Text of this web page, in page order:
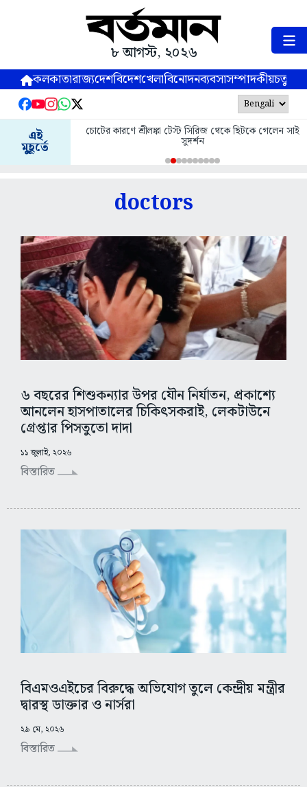
৮ আগস্ট, ২০২৬
কলকাতারাজ্যদেশবিদেশখেলাবিনোদনব্যবসাসম্পাদকীয়
এই
মুহূর্তে
চোটের কারণে শ্রীলঙ্কা টেস্ট সিরিজ থেকে ছিটকে গেলেন সাই মুর্শিদাবাদে
doctors
৬ বছরের শিশুকন্যার উপর যৌন নির্যাতন, প্রকাশ্যে
আনলেন হাসপাতালের চিকিৎসকরাই, লেকটাউনে
গ্রেপ্তার পিসতুতো দাদা
১১ জুলাই, ২০২৬
বিস্তারিত
বিএমওএইচের বিরুদ্ধে অভিযোগ তুলে কেন্দ্রীয় মন্ত্রীর
দ্বারস্থ ডাক্তার ও নার্সরা
২৯ মে, ২০২৬
বিস্তারিত